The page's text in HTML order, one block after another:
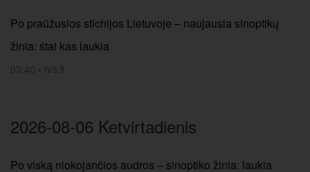
Po praūžusios stichijos Lietuvoje – naujausia sinoptikų
žinia: štai kas laukia
03:40 • tv3.lt
2026-08-06 Ketvirtadienis
Po viską niokojančios audros – sinoptiko žinia: laukia